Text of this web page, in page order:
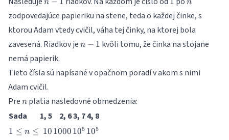
n n
zodpovedajúce papieriku na stene, teda o každej činke, s
ktorou Adam vtedy cvičil, váha tej činky, na ktorej bola
zavesená. Riadkov je n-
n − 1 kvôli tomu, že činka na stojane
nemá papierik.
Tieto čísla sú napísané v opačnom poradí v akom s nimi
Adam cvičil.
Pre n
n platia nasledovné obmedzenia:
Sada
1, 5 2, 63, 74, 8
1
1 ≤ n ≤ 10
10 1000
1000 10^5
105 10^5
105